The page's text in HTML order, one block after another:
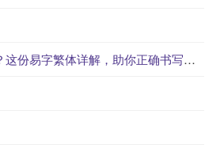
繁体详解，助你正确书写汉字_汉字繁体学习